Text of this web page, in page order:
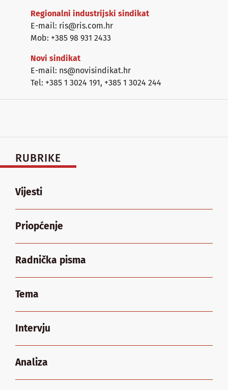
Regionalni industrijski sindikat
E-mail: ris@ris.com.hr
Mob: +385 98 931 2433
Novi sindikat
E-mail: ns@novisindikat.hr
Tel: +385 1 3024 191, +385 1 3024 244
RUBRIKE
Vijesti
Priopćenje
Radnička pisma
Tema
Intervju
Analiza